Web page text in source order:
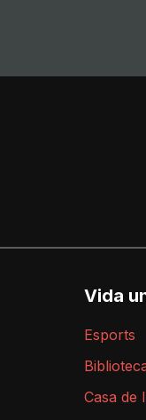
Vida
Esports
Casa de